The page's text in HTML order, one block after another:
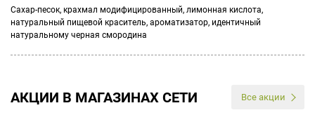
Сахар-песок, крахмал модифицированный, лимонная кислота,
натуральный пищевой краситель, ароматизатор, идентичный
натуральному черная смородина
АКЦИИ В МАГАЗИНАХ СЕТИ Все акции